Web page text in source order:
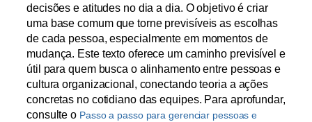
decisões e atitudes no dia a dia. O objetivo é criar
uma base comum que torne previsíveis as escolhas
de cada pessoa, especialmente em momentos de
mudança. Este texto oferece um caminho previsível e
útil para quem busca o alinhamento entre pessoas e
cultura organizacional, conectando teoria a ações
concretas no cotidiano das equipes. Para aprofundar,
consulte o Passo a passo para gerenciar pessoas e